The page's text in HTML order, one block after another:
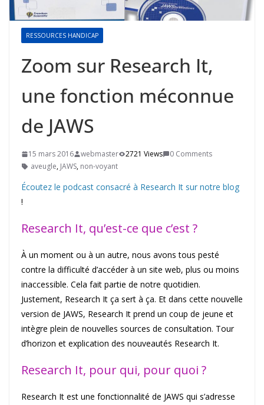
RESSOURCES HANDICAP
Zoom sur Research It,
une fonction méconnue
de JAWS
15 mars 2016 webmaster 2721 Views
0 Comments
aveugle, JAWS, non-voyant
Écoutez le podcast consacré à Research It sur notre blog
!
Research It, qu’est-ce que c’est ?
À un moment ou à un autre, nous avons tous pesté
contre la difficulté d’accéder à un site web, plus ou moins
inaccessible. Cela fait partie de notre quotidien.
Justement, Research It ça sert à ça. Et dans cette nouvelle
version de JAWS, Research It prend un coup de jeune et
intègre plein de nouvelles sources de consultation. Tour
d’horizon et explication des nouveautés Research It.
Research It, pour qui, pour quoi ?
Research It est une fonctionnalité de JAWS qui s’adresse